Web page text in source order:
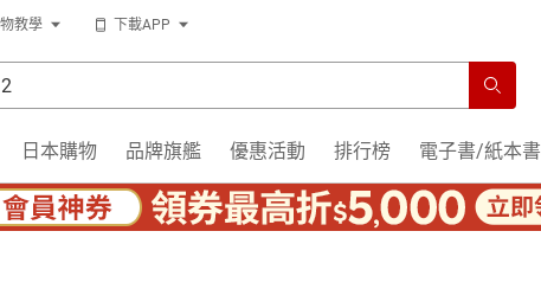
教學 下載APP
日本購物 品牌旗艦 優惠活動 排行榜 電子書/紙本書